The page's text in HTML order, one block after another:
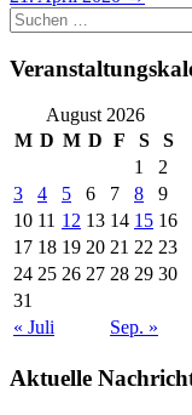
Suchen
nach:
August 2026
M D M D F S
S
1
2
3
4 5 6 7 8
9
10 11 12 13 14 15 16
17 18 19 20 21 22 23
24 25 26 27 28 29 30
31
« Juli
Sep. »
Aktuelle